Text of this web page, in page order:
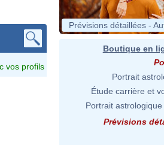
vos profils
Prévisions détaillées -
Boutique en
Portrait
Étude carrière et
Portrait
Prévisions